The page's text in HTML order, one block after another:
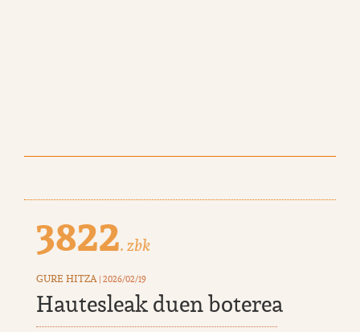
3822. zbk
GURE HITZA | 2026/02/19
Hautesleak duen boterea